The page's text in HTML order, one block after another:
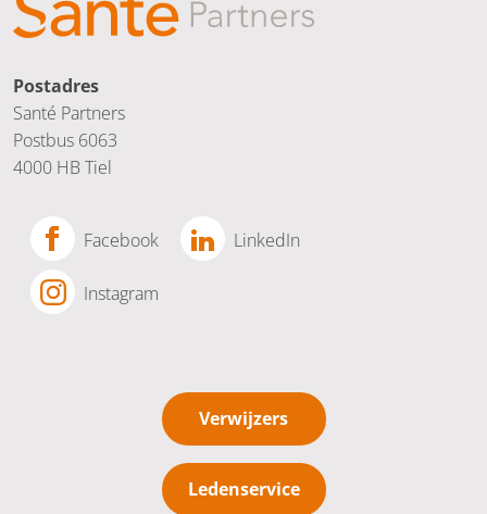
Postadres
Santé Partners
Postbus 6063
4000 HB Tiel
Facebook LinkedIn
Instagram
Verwijzers
Ledenservice